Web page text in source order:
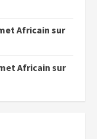
Africain sur
Africain sur